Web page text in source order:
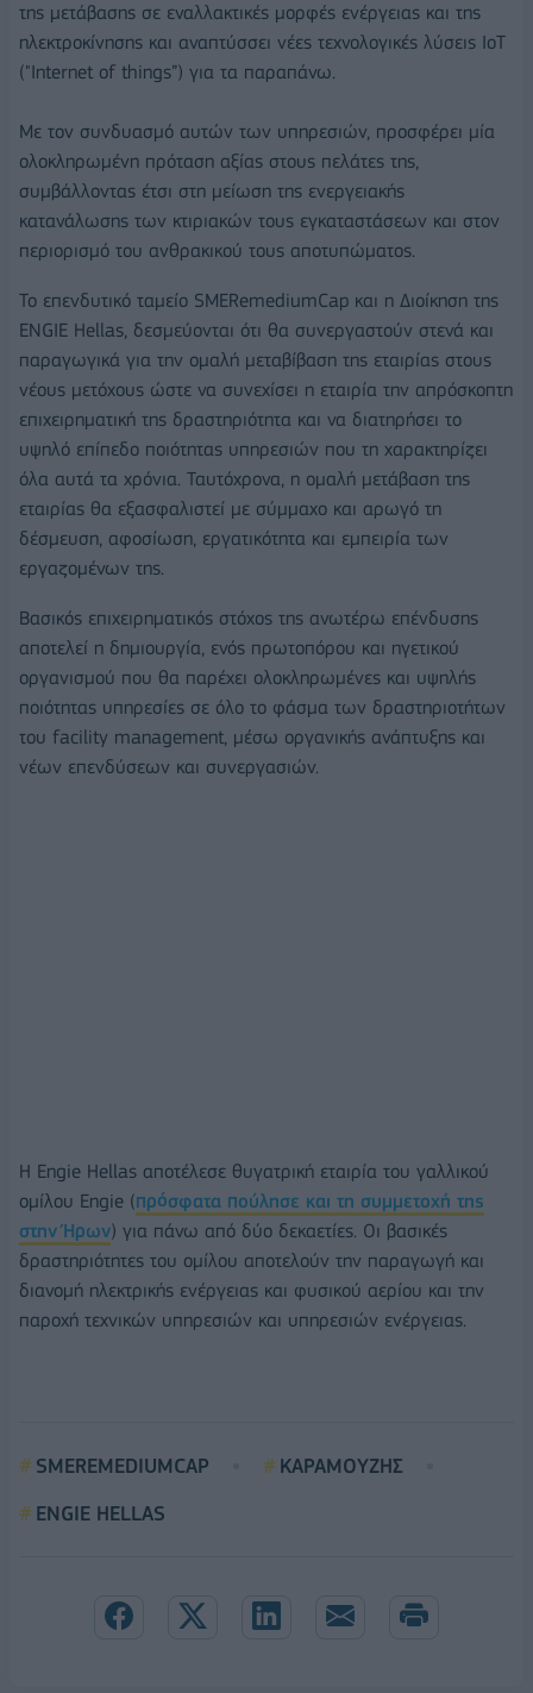
της μετάβασης σε εναλλακτικές μορφές ενέργειας και της
ηλεκτροκίνησης και αναπτύσσει νέες τεχνολογικές λύσεις IoT
("Internet of things”) για τα παραπάνω.
Με τον συνδυασμό αυτών των υπηρεσιών, προσφέρει μία
ολοκληρωμένη πρόταση αξίας στους πελάτες της,
συμβάλλοντας έτσι στη μείωση της ενεργειακής
κατανάλωσης των κτιριακών τους εγκαταστάσεων και στον
περιορισμό του ανθρακικού τους αποτυπώματος.
Το επενδυτικό ταμείο SMERemediumCap και η Διοίκηση της
ENGIE Hellas, δεσμεύονται ότι θα συνεργαστούν στενά και
παραγωγικά για την ομαλή μεταβίβαση της εταιρίας στους
νέους μετόχους ώστε να συνεχίσει η εταιρία την απρόσκοπτη
επιχειρηματική της δραστηριότητα και να διατηρήσει το
υψηλό επίπεδο ποιότητας υπηρεσιών που τη χαρακτηρίζει
όλα αυτά τα χρόνια. Ταυτόχρονα, η ομαλή μετάβαση της
εταιρίας θα εξασφαλιστεί με σύμμαχο και αρωγό τη
δέσμευση, αφοσίωση, εργατικότητα και εμπειρία των
εργαζομένων της.
Βασικός επιχειρηματικός στόχος της ανωτέρω επένδυσης
αποτελεί η δημιουργία, ενός πρωτοπόρου και ηγετικού
οργανισμού που θα παρέχει ολοκληρωμένες και υψηλής
ποιότητας υπηρεσίες σε όλο το φάσμα των δραστηριοτήτων
του facility management, μέσω οργανικής ανάπτυξης και
νέων επενδύσεων και συνεργασιών.
Η Engie Hellas αποτέλεσε θυγατρική εταιρία του γαλλικού
ομίλου Engie (πρόσφατα πούλησε και τη συμμετοχή της
στην Ήρων) για πάνω από δύο δεκαετίες. Οι βασικές
δραστηριότητες του ομίλου αποτελούν την παραγωγή και
διανομή ηλεκτρικής ενέργειας και φυσικού αερίου και την
παροχή τεχνικών υπηρεσιών και υπηρεσιών ενέργειας.
SMEREMEDIUMCAP
ΚΑΡΑΜΟΥΖΗΣ
ENGIE HELLAS